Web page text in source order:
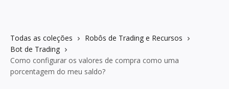
Todas as coleções
Robôs de Trading e Recursos
Bot de Trading
Como configurar os valores de compra como uma
porcentagem do meu saldo?